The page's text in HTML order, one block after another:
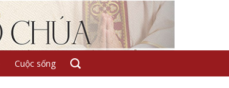
Cuộc sống